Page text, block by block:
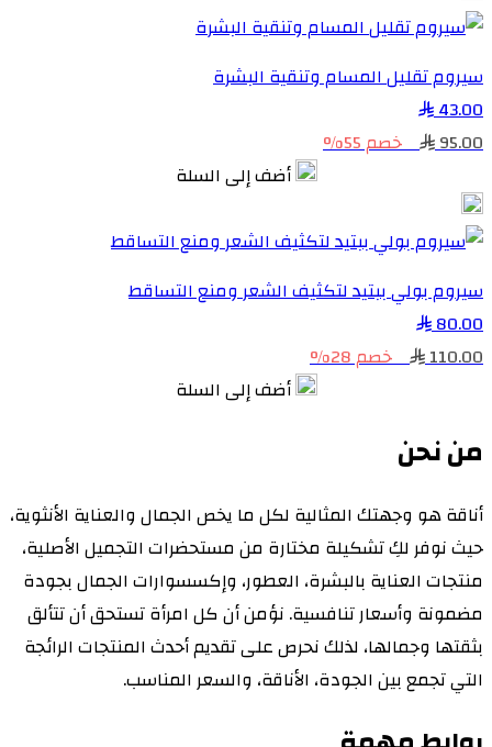
سيروم تقليل المسام وتنقية البشرة
43.00
95.00
خصم 55%
أضف إلى السلة
سيروم بولي ببتيد لتكثيف الشعر ومنع التساقط
80.00
110.00
خصم 28%
أضف إلى السلة
من نحن
أناقة هو وجهتك المثالية لكل ما يخص الجمال والعناية الأنثوية،
حيث نوفر لكِ تشكيلة مختارة من مستحضرات التجميل الأصلية،
منتجات العناية بالبشرة، العطور، وإكسسوارات الجمال بجودة
مضمونة وأسعار تنافسية. نؤمن أن كل امرأة تستحق أن تتألق
بثقتها وجمالها، لذلك نحرص على تقديم أحدث المنتجات الرائجة
التي تجمع بين الجودة، الأناقة، والسعر المناسب.